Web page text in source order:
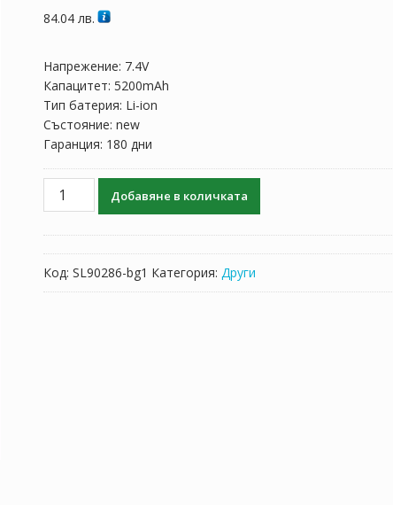
84.04 лв.
Напрежение: 7.4V
Капацитет: 5200mAh
Тип батерия: Li-ion
Състояние: new
Гаранция: 180 дни
количество
BT-
Добавяне в количката
Код: SL90286-bg1 Категория: Други